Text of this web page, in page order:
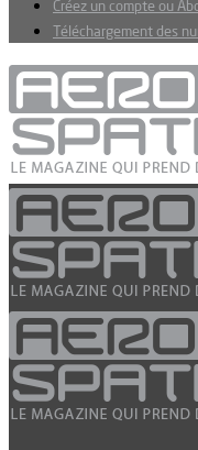
Créez un compte ou
Téléchargement des